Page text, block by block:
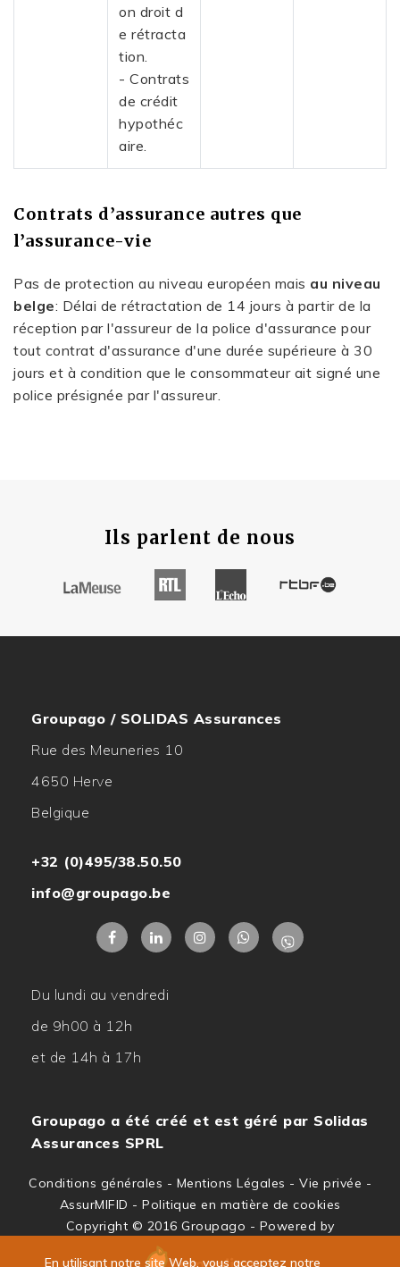
on droit d
e rétracta
tion.
- Contrats
de crédit
hypothéc
aire.
Contrats d’assurance autres que
l’assurance-vie
Pas de protection au niveau européen mais au niveau
belge: Délai de rétractation de 14 jours à partir de la
réception par l'assureur de la police d'assurance pour
tout contrat d'assurance d'une durée supérieure à 30
jours et à condition que le consommateur ait signé une
police présignée par l'assureur.
Ils parlent de nous
En utilisant notre site Web, vous acceptez notre
Groupago / SOLIDAS Assurances
Rue des Meuneries 10
4650 Herve
Belgique
+32 (0)495/38.50.50
info@groupago.be
Du lundi au vendredi
de 9h00 à 12h
et de 14h à 17h
Groupago a été créé et est géré par Solidas
Assurances SPRL
Conditions générales - Mentions Légales - Vie privée -
AssurMIFID - Politique en matière de cookies
Copyright © 2016 Groupago - Powered by